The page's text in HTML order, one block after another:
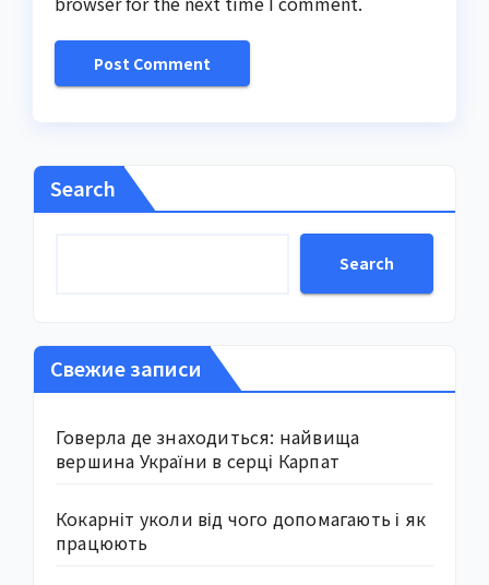
Search
Search
Свежие записи
Говерла де знаходиться: найвища
вершина України в серці Карпат
Кокарніт уколи від чого допомагають і як
працюють